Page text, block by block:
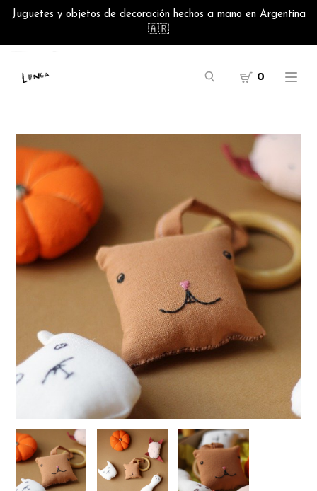
Juguetes y objetos de decoración hechos a mano en Argentina
🇦🇷
0